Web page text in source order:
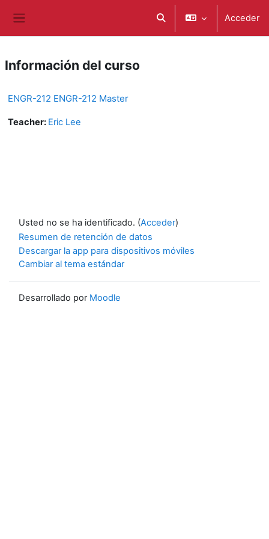
Selector de búsqueda de
Acceder
Información del curso
ENGR-212 ENGR-212 Master
Teacher: Eric Lee
Usted no se ha identificado. (Acceder)
Resumen de retención de datos
Descargar la app para dispositivos móviles
Cambiar al tema estándar
Desarrollado por Moodle